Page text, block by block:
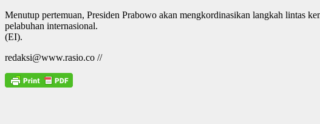
Menutup pertemuan, Presiden Prabowo akan mengkordinasikan langkah lintas
pelabuhan internasional.
(EI).
redaksi@www.rasio.co //